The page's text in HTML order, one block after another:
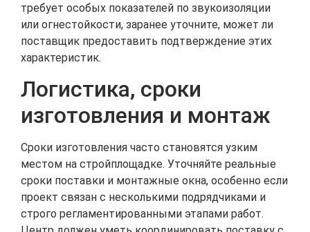
требует особых показателей по звукоизоляции
или огнестойкости, заранее уточните, может ли
поставщик предоставить подтверждение этих
характеристик.
Логистика, сроки
изготовления и монтаж
Сроки изготовления часто становятся узким
местом на стройплощадке. Уточняйте реальные
сроки поставки и монтажные окна, особенно если
проект связан с несколькими подрядчиками и
строго регламентированными этапами работ.